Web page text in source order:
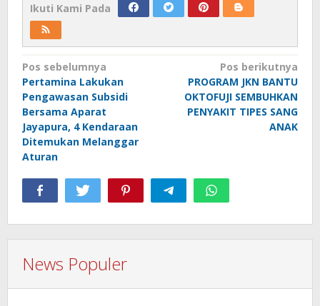
Ikuti Kami Pada
Navigasi
pos
Pos sebelumnya
Pertamina Lakukan
Pengawasan Subsidi
Bersama Aparat
Jayapura, 4 Kendaraan
Ditemukan Melanggar
Aturan
Pos berikutnya
PROGRAM JKN BANTU
OKTOFUJI SEMBUHKAN
PENYAKIT TIPES SANG
ANAK
News Populer